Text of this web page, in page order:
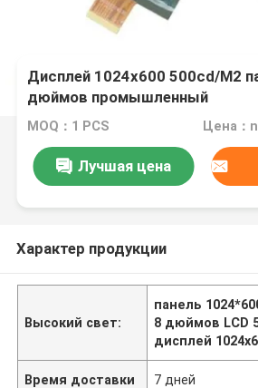
Дисплей 1024x600 500cd/M2
дюймов промышленный
MOQ：1 PCS Цена：
Лучшая цена
Характер продукции
Высокий свет:
панель
8 дюймов LCD
дисплей
Время доставки 7 дней